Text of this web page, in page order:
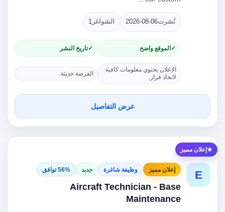
نُشرت2026-08-06 الشواغر 1
الموقع واضح تاريخ النشر
الإعلان يحتوي معلومات كافية
لاتخاذ قرار.
الفرصة حديثة.
عرض التفاصيل
إعلان مميز
E إعلان مميز وظيفة شاغرة جديد 56% توافق
Aircraft Technician - Base
Maintenance